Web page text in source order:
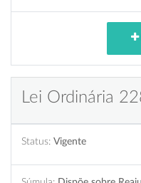
Lei Ordinária
Status: Vigente